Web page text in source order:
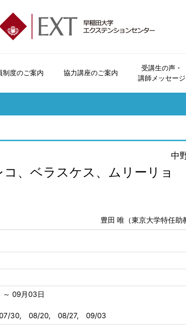
プンカレッジとは
のご案内
方法について
受講につ
講座カレン
学生へのご案内
制度のご案内
すめ講座
協力講座のご案内
受講生の声・
講師メッセージ
メッセージ
誌「早稲田の杜」
いただくご質問
中
、ベラスケス、ムリーリョ
豊田 唯（東京大学特任助
～ 09月03日
30, 08/20, 08/27, 09/03